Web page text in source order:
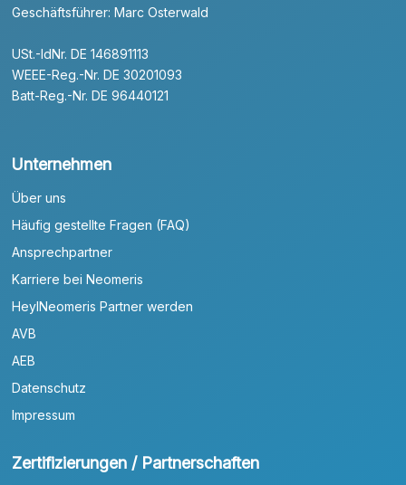
Geschäftsführer: Marc Osterwald
USt.-IdNr. DE 146891113
WEEE-Reg.-Nr. DE 30201093
Batt-Reg.-Nr. DE 96440121
Unternehmen
Über uns
Häufig gestellte Fragen (FAQ)
Ansprechpartner
Karriere bei Neomeris
HeylNeomeris Partner werden
AVB
AEB
Datenschutz
Impressum
Zertifizierungen / Partnerschaften